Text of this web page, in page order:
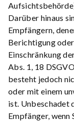
Darüber hinaus
Empfängern,
Berichtigung
Einschränkung
Abs. 1, 18
besteht jedoch
oder mit einem
ist. Unbeschadet
Empfänger, wenn